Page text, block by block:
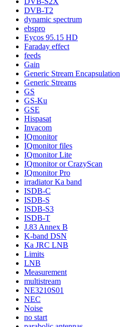
DVB-T2
dynamic spectrum
ebspro
Eycos 95.15 HD
Faraday effect
feeds
Gain
Generic Stream Encapsulation
Generic Streams
GS
GS-Ku
GSE
Hispasat
Invacom
IQmonitor
IQmonitor files
IQmonitor Lite
IQmonitor or CrazyScan
IQmonitor Pro
irradiator Ka band
ISDB-C
ISDB-S
ISDB-S3
ISDB-T
J.83 Annex B
K-band DSN
Ka JRC LNB
Limits
LNB
Measurement
multistream
NE3210S01
NEC
Noise
no start